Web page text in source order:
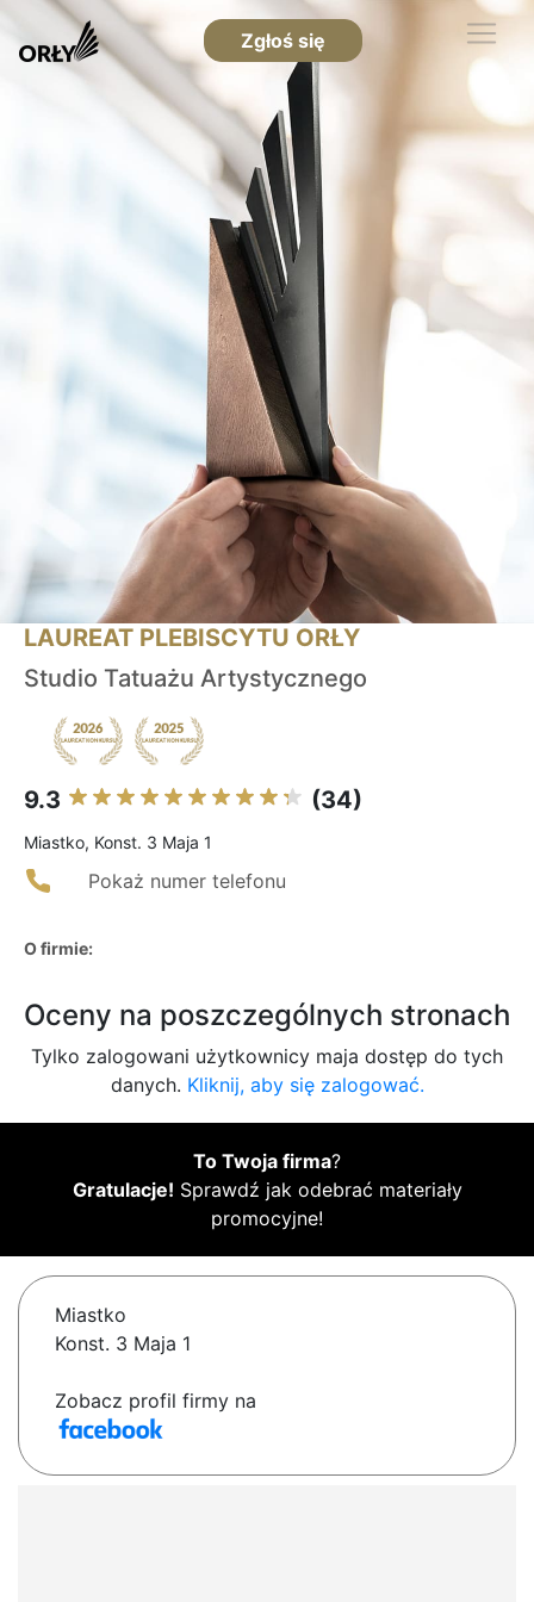
Zgłoś się
LAUREAT PLEBISCYTU ORŁY
Studio Tatuażu Artystycznego
9.3 (34)
Miastko, Konst. 3 Maja 1
Pokaż numer telefonu
O firmie:
Oceny na poszczególnych stronach
Tylko zalogowani użytkownicy maja dostęp do tych
danych. Kliknij, aby się zalogować.
To Twoja firma?
Gratulacje! Sprawdź jak odebrać materiały
promocyjne!
Miastko
Konst. 3 Maja 1
Zobacz profil firmy na